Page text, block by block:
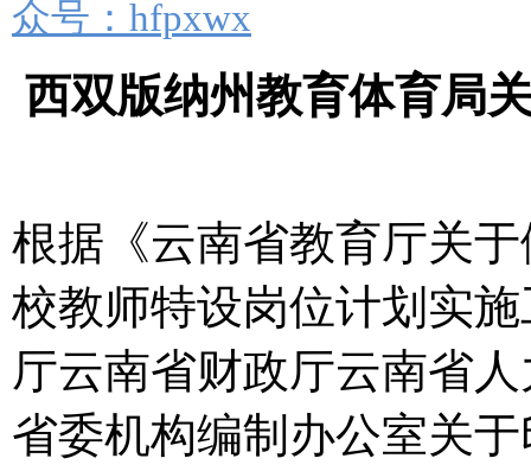
众号：hfpxwx
西双版纳州教育体育局
根据《云南省教育厅关
校教师特设岗位计划实
厅云南省财政厅云南省
省委机构编制办公室关